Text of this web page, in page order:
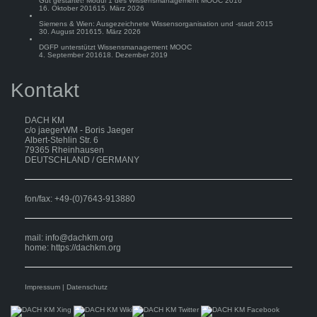
16. Oktober 201615. März 2026
Siemens & Wien: Ausgezeichnete Wissensorganisation und -stadt 2015
30. August 201615. März 2026
DGFP unterstützt Wissensmanagement MOOC
4. September 201618. Dezember 2019
Kontakt
DACH KM
c/o jaegerWM - Boris Jaeger
Albert-Stehlin Str. 6
79365 Rheinhausen
DEUTSCHLAND / GERMANY
fon/fax: +49-(0)7643-913880
mail: info@dachkm.org
home: https://dachkm.org
Impressum | Datenschutz